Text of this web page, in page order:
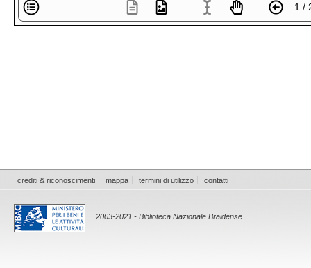
1 /
crediti & riconoscimenti mappa termini di utilizzo contatti
2003-2021 - Biblioteca Nazionale Braidense